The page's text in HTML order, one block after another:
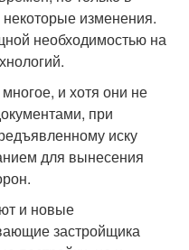
изменения.
необходимостью на
и хотя они не
при
иску
для вынесения
и новые
застройщика